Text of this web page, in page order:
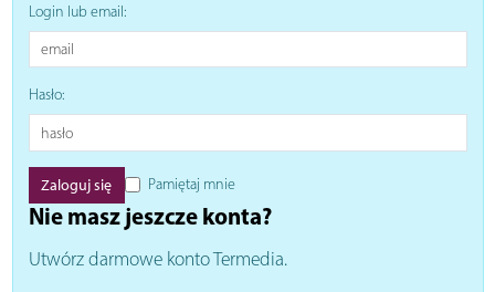
Login lub email:
Hasło:
Pamiętaj mnie
Nie masz jeszcze konta?
Utwórz darmowe konto Termedia.